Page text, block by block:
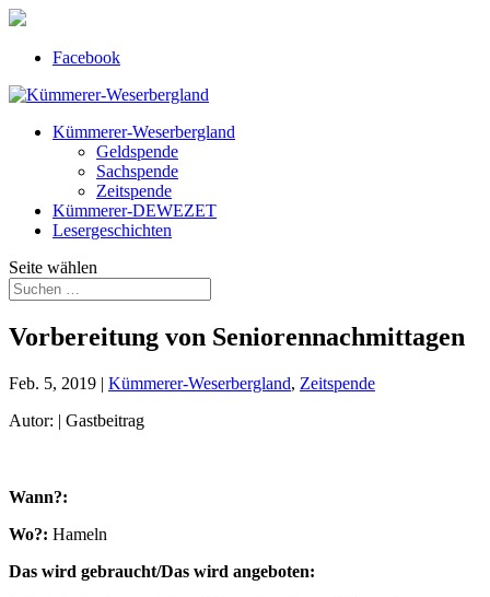
Facebook
Kümmerer-Weserbergland
Geldspende
Sachspende
Zeitspende
Kümmerer-DEWEZET
Lesergeschichten
Seite wählen
Vorbereitung von Seniorennachmittagen
Feb. 5, 2019 | Kümmerer-Weserbergland, Zeitspende
Autor: | Gastbeitrag
Wann?:
Wo?: Hameln
Das wird gebraucht/Das wird angeboten: